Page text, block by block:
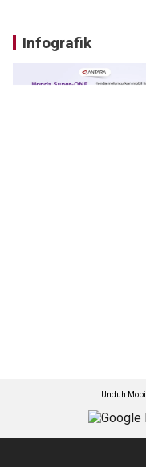
Infografik
Unduh